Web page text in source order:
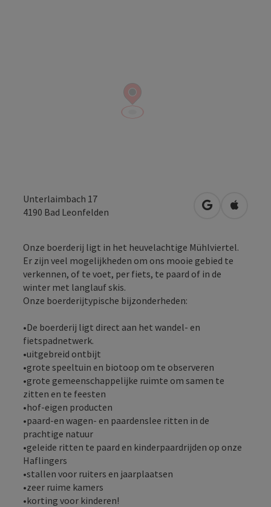
Unterlaimbach 17
4190 Bad Leonfelden Openen in
Onze boerderij ligt in het heuvelachtige Mühlviertel.
Er zijn veel mogelijkheden om ons mooie gebied te
verkennen, of te voet, per fiets, te paard of in de
winter met langlauf skis.
Onze boerderijtypische bijzonderheden:
•De boerderij ligt direct aan het wandel- en
fietspadnetwerk.
•uitgebreid ontbijt
•grote speeltuin en biotoop om te observeren
•grote gemeenschappelijke ruimte om samen te
zitten en te feesten
•hof-eigen producten
•paard-en wagen- en paardenslee ritten in de
prachtige natuur
•geleide ritten te paard en kinderpaardrijden op onze
Haflingers
•stallen voor ruiters en jaarplaatsen
•zeer ruime kamers
•korting voor kinderen!